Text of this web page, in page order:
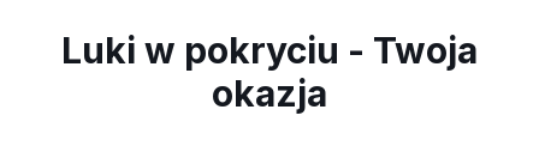
Luki w pokryciu - Twoja
okazja